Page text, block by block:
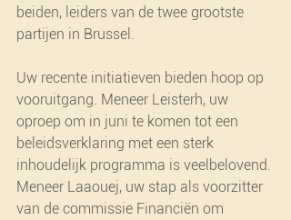
beiden, leiders van de twee grootste
partijen in Brussel.
Uw recente initiatieven bieden hoop op
vooruitgang. Meneer Leisterh, uw
oproep om in juni te komen tot een
beleidsverklaring met een sterk
inhoudelijk programma is veelbelovend.
Meneer Laaouej, uw stap als voorzitter
van de commissie Financiën om